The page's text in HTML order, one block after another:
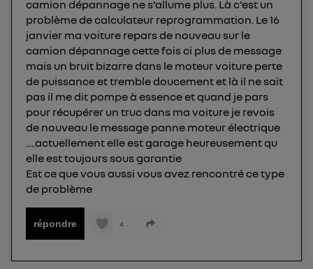
camion dépannage ne s'allume plus. Là c'est un
problème de calculateur reprogrammation. Le 16
janvier ma voiture repars de nouveau sur le
camion dépannage cette fois ci plus de message
mais un bruit bizarre dans le moteur voiture perte
de puissance et tremble doucement et là il ne sait
pas il me dit pompe à essence et quand je pars
pour récupérer un truc dans ma voiture je revois
de nouveau le message panne moteur électrique
….actuellement elle est garage heureusement qu
elle est toujours sous garantie
Est ce que vous aussi vous avez rencontré ce type
de problème
répondre 4
consentement surle portail d’Utiq("
") ou via la page « gérer Utiq » en bas de ce site.
Pour plus d'informations, veuillez consulterla
Politique d'information sur les données
personnelles d'Utiq.